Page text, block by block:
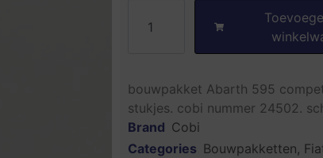
bouwpakket Abarth 595
stukjes. cobi nummer 24502.
Brand Cobi
Categories Bouwpakketten,